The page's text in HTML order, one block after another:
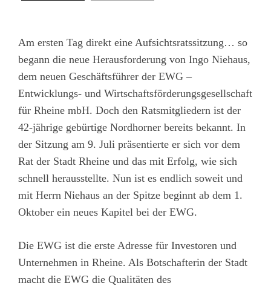
Am ersten Tag direkt eine Aufsichtsratssitzung… so
begann die neue Herausforderung von Ingo Niehaus,
dem neuen Geschäftsführer der EWG –
Entwicklungs- und Wirtschaftsförderungsgesellschaft
für Rheine mbH. Doch den Ratsmitgliedern ist der
42-jährige gebürtige Nordhorner bereits bekannt. In
der Sitzung am 9. Juli präsentierte er sich vor dem
Rat der Stadt Rheine und das mit Erfolg, wie sich
schnell herausstellte. Nun ist es endlich soweit und
mit Herrn Niehaus an der Spitze beginnt ab dem 1.
Oktober ein neues Kapitel bei der EWG.
Die EWG ist die erste Adresse für Investoren und
Unternehmen in Rheine. Als Botschafterin der Stadt
macht die EWG die Qualitäten des